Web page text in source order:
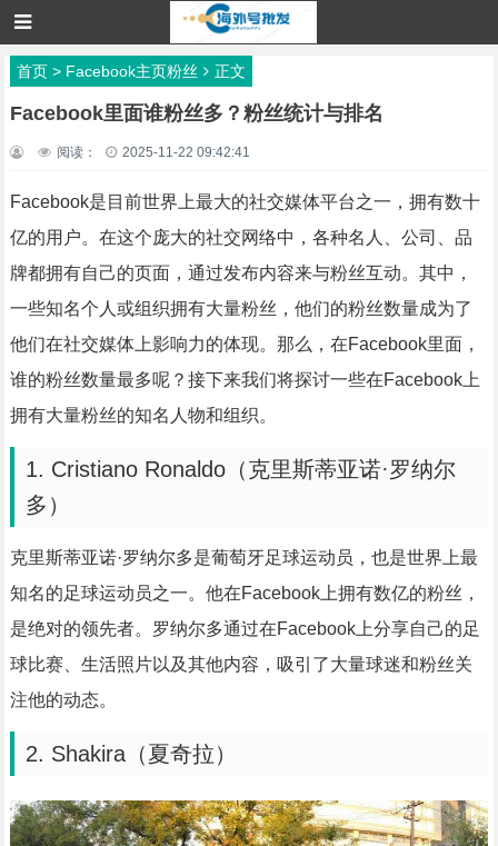
首页> Facebook主页粉丝 正文
Facebook里面谁粉丝多？粉丝统计与排名
阅读： 2025-11-22 09:42:41
Facebook是目前世界上最大的社交媒体平台之一，拥有数十
亿的用户。在这个庞大的社交网络中，各种名人、公司、品
牌都拥有自己的页面，通过发布内容来与粉丝互动。其中，
一些知名个人或组织拥有大量粉丝，他们的粉丝数量成为了
他们在社交媒体上影响力的体现。那么，在Facebook里面，
谁的粉丝数量最多呢？接下来我们将探讨一些在Facebook上
拥有大量粉丝的知名人物和组织。
1. Cristiano Ronaldo（克里斯蒂亚诺·罗纳尔
多）
克里斯蒂亚诺·罗纳尔多是葡萄牙足球运动员，也是世界上最
知名的足球运动员之一。他在Facebook上拥有数亿的粉丝，
是绝对的领先者。罗纳尔多通过在Facebook上分享自己的足
球比赛、生活照片以及其他内容，吸引了大量球迷和粉丝关
注他的动态。
2. Shakira（夏奇拉）